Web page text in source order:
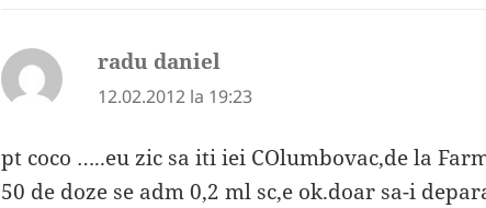
radu daniel
12.02.2012 la 19:23
pt coco …..eu zic sa iti iei COlumbovac,de la
50 de doze se adm 0,2 ml sc,e ok.doar sa-i